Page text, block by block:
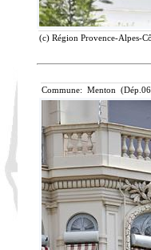
(c) Région Provence-Alpes-
Commune: Menton